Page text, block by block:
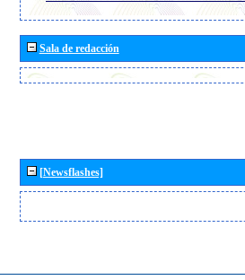
Sala de redacción
[Newsflashes]